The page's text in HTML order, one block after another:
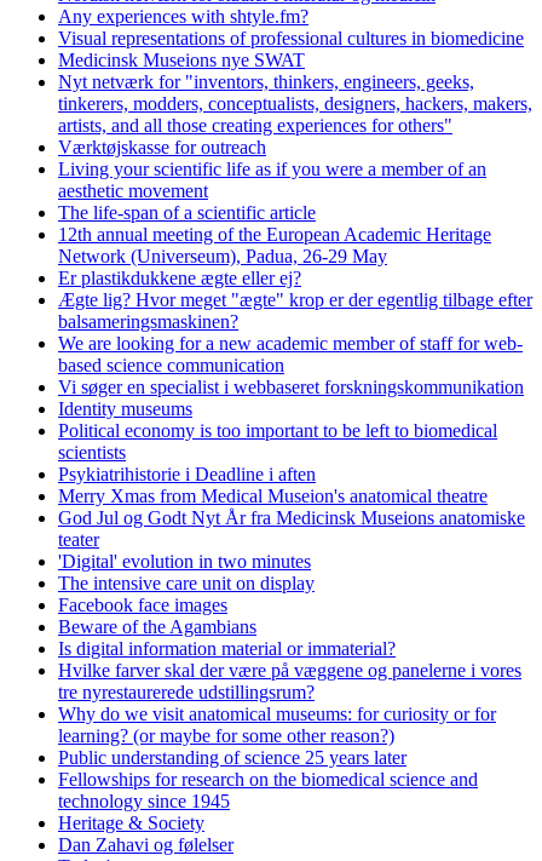
Any experiences with shtyle.fm?
Visual representations of professional cultures in biomedicine
Medicinsk Museions nye SWAT
Nyt netværk for "inventors, thinkers, engineers, geeks,
tinkerers, modders, conceptualists, designers, hackers, makers,
artists, and all those creating experiences for others"
Værktøjskasse for outreach
Living your scientific life as if you were a member of an
aesthetic movement
The life-span of a scientific article
12th annual meeting of the European Academic Heritage
Network (Universeum), Padua, 26-29 May
Er plastikdukkene ægte eller ej?
Ægte lig? Hvor meget "ægte" krop er der egentlig tilbage efter
balsameringsmaskinen?
We are looking for a new academic member of staff for web-
based science communication
Vi søger en specialist i webbaseret forskningskommunikation
Identity museums
Political economy is too important to be left to biomedical
scientists
Psykiatrihistorie i Deadline i aften
Merry Xmas from Medical Museion's anatomical theatre
God Jul og Godt Nyt År fra Medicinsk Museions anatomiske
teater
'Digital' evolution in two minutes
The intensive care unit on display
Facebook face images
Beware of the Agambians
Is digital information material or immaterial?
Hvilke farver skal der være på væggene og panelerne i vores
tre nyrestaurerede udstillingsrum?
Why do we visit anatomical museums: for curiosity or for
learning? (or maybe for some other reason?)
Public understanding of science 25 years later
Fellowships for research on the biomedical science and
technology since 1945
Heritage & Society
Dan Zahavi og følelser